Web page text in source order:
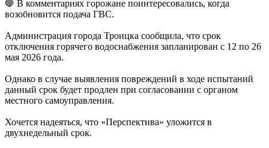
🛑 В комментариях горожане поинтересовались, когда
возобновится подача ГВС.
Администрация города Троицка сообщила, что срок
отключения горячего водоснабжения запланирован с 12 по 26
мая 2026 года.
Однако в случае выявления повреждений в ходе испытаний
данный срок будет продлен при согласовании с органом
местного самоуправления.
Хочется надеяться, что «Перспектива» уложится в
двухнедельный срок.